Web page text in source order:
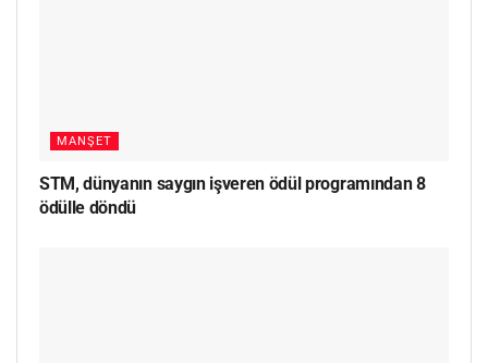
MANŞET
STM, dünyanın saygın işveren ödül programından 8
ödülle döndü